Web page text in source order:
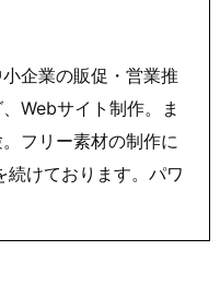
企業の販促・営業推
Webサイト制作。ま
フリー素材の制作に
続けております。パワ